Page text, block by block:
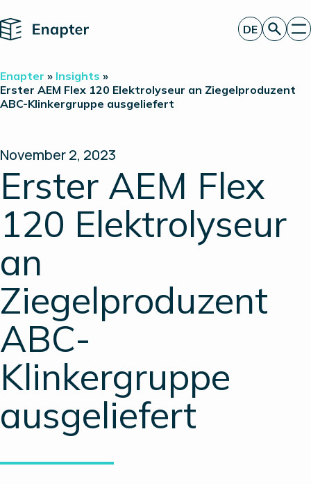
Home
Technologie
Produkte
Über uns
Investor Relations
DE
Enapter » Insights »
Erster AEM Flex 120 Elektrolyseur an Ziegelproduzent
ABC-Klinkergruppe ausgeliefert
November 2, 2023
Erster AEM Flex
120 Elektrolyseur
an
Ziegelproduzent
ABC-
Klinkergruppe
ausgeliefert